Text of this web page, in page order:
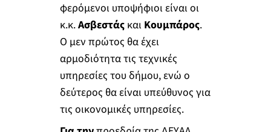
φερόμενοι υποψήφιοι είναι οι
κ.κ.Ασβεστάςκαι Κουμπάρος.
Ο μεν πρώτος θα έχει
αρμοδιότητα τις τεχνικές
υπηρεσίες του δήμου, ενώ ο
δεύτερος θα είναι υπεύθυνος για
τις οικονομικές υπηρεσίες.